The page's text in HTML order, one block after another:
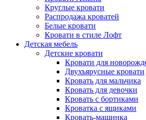
Круглые кровати
Распродажа кроватей
Белые кровати
Кровати в стиле Лофт
Детская мебель
Детские кровати
Кровати для
Двухъярусные кровати
Кровать для мальчика
Кровать для девочки
Кровать с бортиками
Кроватка с ящиками
Кровать-машинка